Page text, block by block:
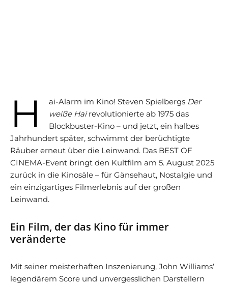
H ai-Alarm im Kino! Steven Spielbergs Der
weiße Hairevolutionierte ab 1975 das
Blockbuster-Kino – und jetzt, ein halbes
Jahrhundert später, schwimmt der berüchtigte
Räuber erneut über die Leinwand. Das BEST OF
CINEMA-Event bringt den Kultfilm am 5. August 2025
zurück in die Kinosäle – für Gänsehaut, Nostalgie und
ein einzigartiges Filmerlebnis auf der großen
Leinwand.
Ein Film, der das Kino für immer
veränderte
Mit seiner meisterhaften Inszenierung, John Williams‘
legendärem Score und unvergesslichen Darstellern